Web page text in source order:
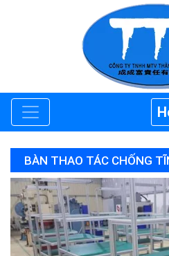
BÀN THAO TÁC CHỐNG